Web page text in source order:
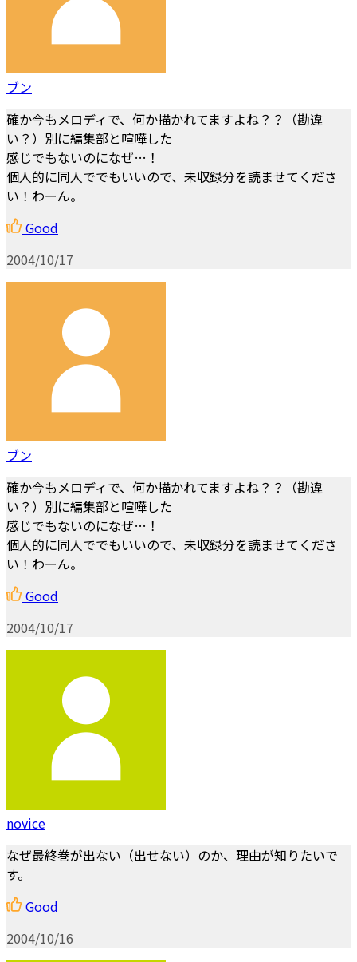
ブン
確か今もメロディで、何か描かれてますよね？？（勘違
い？）別に編集部と喧嘩した
感じでもないのになぜ…！
個人的に同人ででもいいので、未収録分を読ませてくださ
い！わーん。
Good
2004/10/17
ブン
確か今もメロディで、何か描かれてますよね？？（勘違
い？）別に編集部と喧嘩した
感じでもないのになぜ…！
個人的に同人ででもいいので、未収録分を読ませてくださ
い！わーん。
Good
2004/10/17
novice
なぜ最終巻が出ない（出せない）のか、理由が知りたいで
す。
Good
2004/10/16